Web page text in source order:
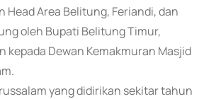
Head Area Belitung, Feriandi, dan
oleh Bupati Belitung Timur,
kepada Dewan Kemakmuran Masjid
yang didirikan sekitar tahun